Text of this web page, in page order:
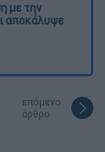
με την
αποκάλυψε
επόμενο
άρθρο